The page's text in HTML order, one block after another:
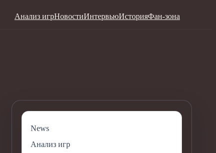
Анализ игрНовостиИнтервьюИсторияФан-зона
News
Анализ игр